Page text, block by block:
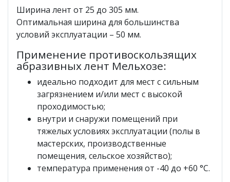
Ширина лент от 25 до 305 мм.
Оптимальная ширина для большинства
условий эксплуатации – 50 мм.
Применение противоскользящих
абразивных лент Мельхозе:
идеально подходит для мест с сильным
загрязнением и/или мест с высокой
проходимостью;
внутри и снаружи помещений при
тяжелых условиях эксплуатации (полы в
мастерских, производственные
помещения, сельское хозяйство);
температура применения от -40 до +60 °С.